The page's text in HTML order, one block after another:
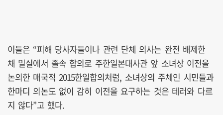
이들은 “피해 당사자들이나 관련 단체 의사는 완전 배제한
채 밀실에서 졸속 합의로 주한일본대사관 앞 소녀상 이전을
논의한 매국적 2015한일합의처럼, 소녀상의 주체인 시민들과
한마디 의논도 없이 감히 이전을 요구하는 것은 테러와 다르
지 않다”고 했다.